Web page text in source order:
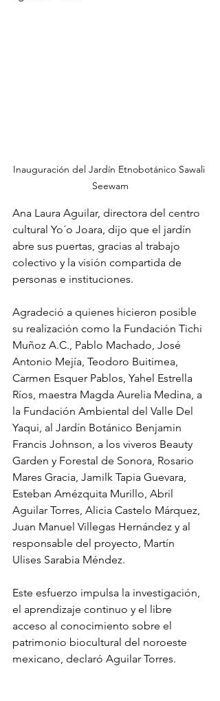
Inauguración del Jardín Etnobotánico Sawali
Seewam
Ana Laura Aguilar, directora del centro
cultural Yo´o Joara, dijo que el jardín
abre sus puertas, gracias al trabajo
colectivo y la visión compartida de
personas e instituciones.
Agradeció a quienes hicieron posible
su realización como la Fundación Tichi
Muñoz A.C., Pablo Machado, José
Antonio Mejía, Teodoro Buitimea,
Carmen Esquer Pablos, Yahel Estrella
Ríos, maestra Magda Aurelia Medina, a
la Fundación Ambiental del Valle Del
Yaqui, al Jardín Botánico Benjamin
Francis Johnson, a los viveros Beauty
Garden y Forestal de Sonora, Rosario
Mares Gracia, Jamilk Tapia Guevara,
Esteban Amézquita Murillo, Abril
Aguilar Torres, Alicia Castelo Márquez,
Juan Manuel Villegas Hernández y al
responsable del proyecto, Martín
Ulises Sarabia Méndez.
Este esfuerzo impulsa la investigación,
el aprendizaje continuo y el libre
acceso al conocimiento sobre el
patrimonio biocultural del noroeste
mexicano, declaró Aguilar Torres.